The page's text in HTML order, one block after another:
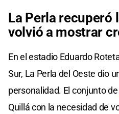
La Perla recuperó
volvió a mostrar
En el estadio Eduardo
Sur, La Perla del Oeste dio
personalidad. El conjunto de
Quillá con la necesidad de